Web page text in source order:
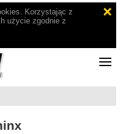
Korzystając z
użycie zgodnie z